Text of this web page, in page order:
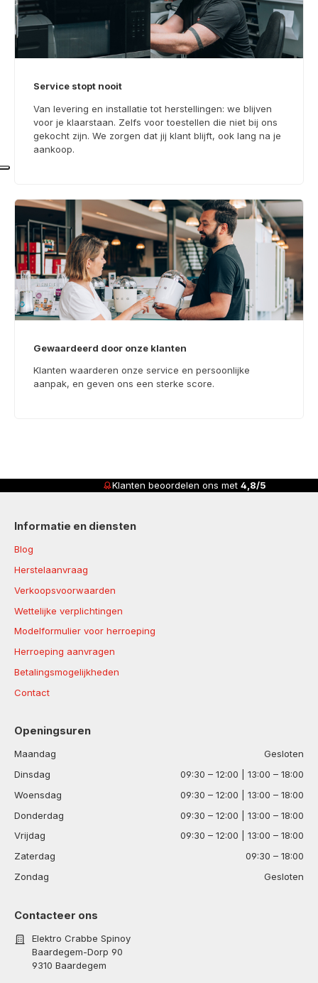
Service stopt nooit
Van levering en installatie tot herstellingen: we blijven
voor je klaarstaan. Zelfs voor toestellen die niet bij ons
gekocht zijn. We zorgen dat jij klant blijft, ook lang na je
aankoop.
Gewaardeerd door onze klanten
Klanten waarderen onze service en persoonlijke
aanpak, en geven ons een sterke score.
Klanten beoordelen ons met4,8/5
Informatie en diensten
Blog
Herstelaanvraag
Verkoopsvoorwaarden
Wettelijke verplichtingen
Modelformulier voor herroeping
Herroeping aanvragen
Betalingsmogelijkheden
Contact
Openingsuren
Maandag
Gesloten
Dinsdag
09:30 – 12:00 | 13:00 – 18:00
Woensdag
09:30 – 12:00 | 13:00 – 18:00
Donderdag
09:30 – 12:00 | 13:00 – 18:00
Vrijdag
09:30 – 12:00 | 13:00 – 18:00
Zaterdag
09:30 – 18:00
Zondag
Gesloten
Contacteer ons
Elektro Crabbe Spinoy
Baardegem-Dorp 90
9310 Baardegem